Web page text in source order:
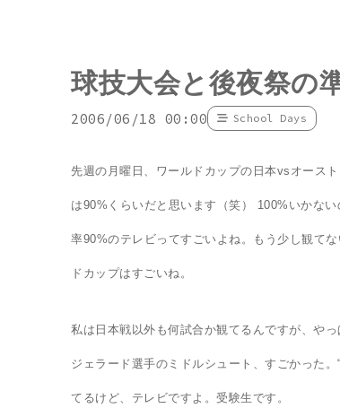
球技大会と後夜祭の
2006/06/18 00:00 School Days
先週の月曜日、ワールドカップの日本vsオース
は90%くらいだと思います（笑） 100%いかな
率90%のテレビってすごいよね。もう少し観て
ドカップはすごいね。
私は日本戦以外も何試合か観てるんですが、や
ジェラード選手のミドルシュート、すごかった
てるけど、テレビですよ。受験生です。